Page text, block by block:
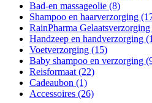
Bad-en massageolie (8)
Shampoo en haarverzorging
RainPharma Gelaatsverzorging
Handzeep en handverzorging
Voetverzorging (15)
Baby shampoo en verzorging
Reisformaat (22)
Cadeaubon (1)
Accessoires (26)